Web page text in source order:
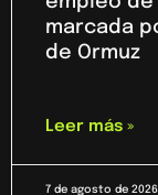
marcada
de Ormuz
Leer más »
7 de agosto de 2026